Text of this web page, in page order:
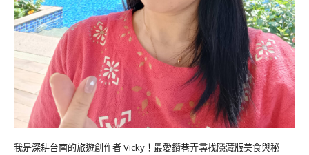
我是深耕台南的旅遊創作者 Vicky！最愛鑽巷弄尋找隱藏版美食與秘